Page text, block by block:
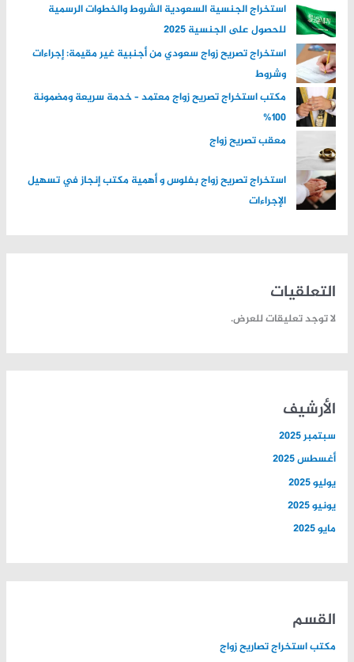
ن
:
استخراج الجنسية السعودية الشروط والخطوات الرسمية
للحصول على الجنسية 2025
استخراج تصريح زواج سعودي من أجنبية غير مقيمة: إجراءات
وشروط
مكتب استخراج تصريح زواج معتمد – خدمة سريعة ومضمونة
100%
معقب تصريح زواج
استخراج تصريح زواج بفلوس و أهمية مكتب إنجاز في تسهيل
الإجراءات
التعلقيات
لا توجد تعليقات للعرض.
الأرشيف
سبتمبر 2025
أغسطس 2025
يوليو 2025
يونيو 2025
مايو 2025
القسم
مكتب استخراج تصاريح زواج